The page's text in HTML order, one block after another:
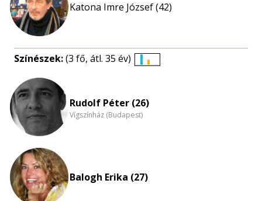
Katona Imre József (42)
Színészek:(3 fő, átl. 35 év)
nagyítása
Rudolf Péter (26)
Vígszínház (Budapest)
Balogh Erika (27)